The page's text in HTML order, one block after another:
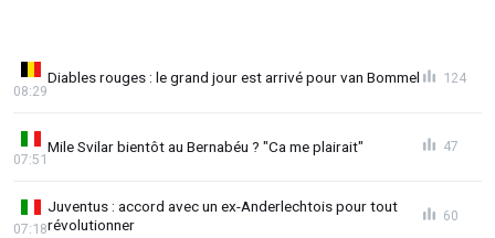
Diables rouges : le grand jour est arrivé pour van Bommel
08:29
124
Mile Svilar bientôt au Bernabéu ? "Ca me plairait"
07:51
47
Juventus : accord avec un ex-Anderlechtois pour tout
révolutionner
07:18
60